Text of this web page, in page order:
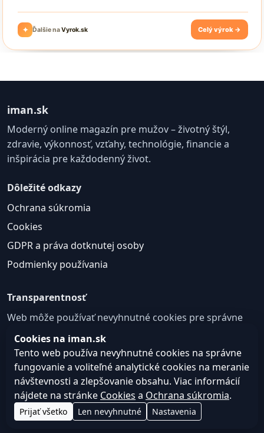
iman.sk
Moderný online magazín pre mužov – životný štýl,
zdravie, výkonnosť, vzťahy, technológie, financie a
inšpirácia pre každodenný život.
Dôležité odkazy
Ochrana súkromia
Cookies
GDPR a práva dotknutej osoby
Podmienky používania
Transparentnosť
Web môže používať nevyhnutné cookies pre správne
fungovanie a voliteľné analytické cookies na
zlepšovanie obsahu a používateľskej skúsenosti.
Nastavenie cookies
© 2026
iman.sk
Web design, tvorba webu a SEO –
s.r.o.
Cookies na iman.sk
Tento web používa nevyhnutné cookies na správne
fungovanie a voliteľné analytické cookies na meranie
návštevnosti a zlepšovanie obsahu. Viac informácií
nájdete na stránke Cookies a Ochrana súkromia.
Prijať všetko Len nevyhnutné Nastavenia